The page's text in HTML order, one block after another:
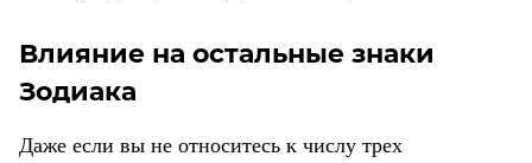
Влияние на остальные знаки
Зодиака
Даже если вы не относитесь к числу трех